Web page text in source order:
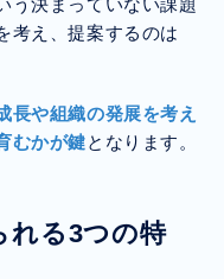
う決まっていない課題
考え、提案するのは
長や組織の発展を考え
むかが鍵となります。
れる3つの特